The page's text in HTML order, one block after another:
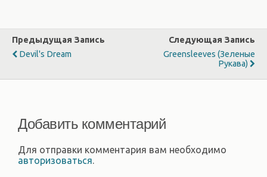
Предыдущая Запись
Devil's Dream
Следующая Запись
Greensleeves (Зеленые
Рукава)
Добавить комментарий
Для отправки комментария вам необходимо
авторизоваться.